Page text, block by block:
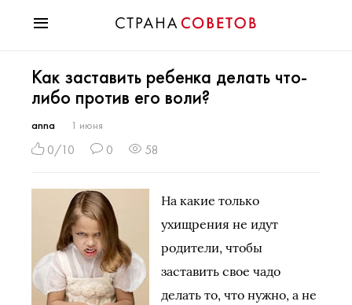
Мода
Звезды
Гороскопы
Здоровье
Хобби
Праздники
Как заставить ребенка делать что-
либо против его воли?
anna 1 июня
0/10 0 58
На какие только
ухищрения не идут
родители, чтобы
заставить свое чадо
делать то, что нужно, а не